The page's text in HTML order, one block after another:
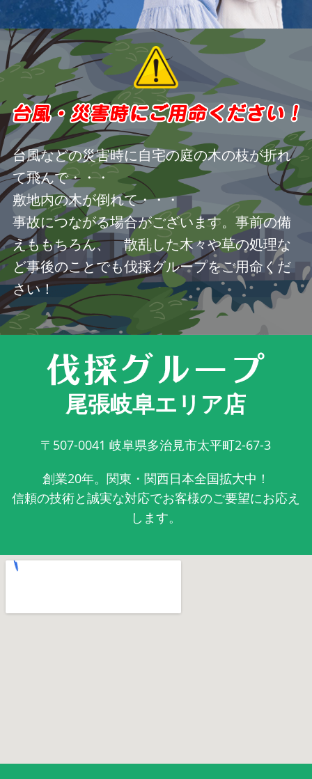
台風などの災害時に自宅の庭の木の枝が折れ
て飛んで・・・
敷地内の木が倒れて・・・
事故につながる場合がございます。事前の備
えももちろん、 散乱した木々や草の処理な
ど事後のことでも伐採グループをご用命くだ
さい！
尾張岐阜エリア店
〒507-0041 岐阜県多治見市太平町2-67-3
創業20年。関東・関西日本全国拡大中！
信頼の技術と誠実な対応でお客様のご要望にお応え
します。